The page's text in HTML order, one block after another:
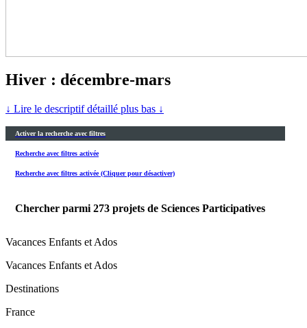
Hiver : décembre-mars
↓ Lire le descriptif détaillé plus bas ↓
Activer la recherche avec filtres
Recherche avec filtres activée
Recherche avec filtres activée (Cliquer pour désactiver)
Chercher parmi 273 projets de Sciences Participatives
Vacances Enfants et Ados
Vacances Enfants et Ados
Destinations
France